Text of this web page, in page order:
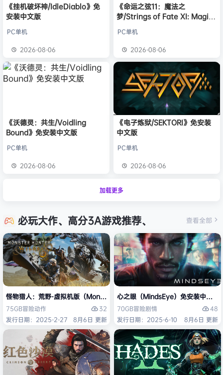
《挂机破坏神/IdleDiablo》免
安装中文版
PC单机
2026-08-06
《命运之弦11：魔法之
梦/Strings of Fate XI: Magic
PC单机
2026-08-06
《沃德灵：共生/Voidling
Bound》免安装中文版
PC单机
2026-08-06
《电子炼狱/SEKTORI》免安装
中文版
PC单机
2026-08-06
加载更多
必玩大作、高分3A游戏推荐、 查看全部
怪物猎人：荒野-虚拟机版（Monster Hunter Wilds HYPERVISOR）免安
75GB冒险动作
32
发行日期：2025-2-27
8月6日 更新
心之眼（MindsEye）免安装中文版
70GB冒险剧情
48
发行日期：2025-6-10
8月6日 更新